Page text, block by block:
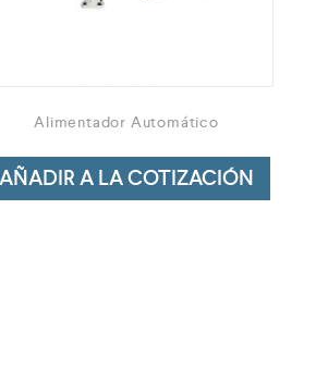
Alimentador Automático
AÑADIR A LA COTIZACIÓN